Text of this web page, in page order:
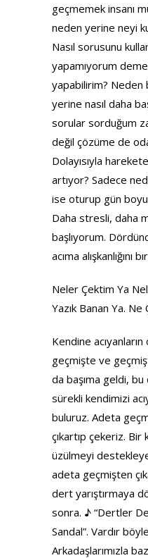
geçmemek insanı
neden yerine neyi
Nasıl sorusunu
yapamıyorum
yapabilirim? Neden
yerine nasıl daha
sorular sorduğum
değil çözüme de
Dolayısıyla
artıyor? Sadece
ise oturup gün
Daha stresli, daha
başlıyorum.
acıma alışkanlığını
Neler Çektim Ya
Yazık Banan Ya. Ne
Kendine
geçmişte ve
da başıma geldi,
sürekli kendimizi
buluruz. Adeta
çıkartıp çekeriz.
üzülmeyi
adeta geçmişten
dert yarıştırmaya
sonra. ♪ “Dertler
Sandal”. Vardır
Arkadaşlarımızla